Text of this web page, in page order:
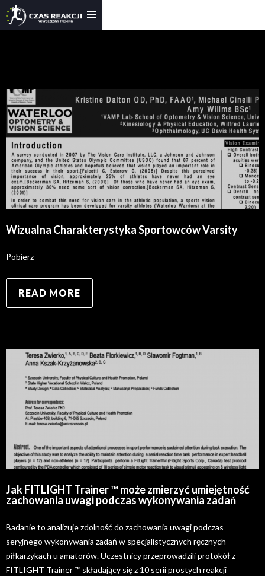
Wizualna Charakterystyka Sportowców Varsity
Pobierz
READ MORE
Jak FITLIGHT Trainer ™ może zmierzyć umiejętność
zachowania uwagi podczas wykonywania zadań
Badanie to analizuje zdolność do zachowania uwagi podczas
seryjnego wykonywania zadań w specjalistycznych ręcznych
piłkarzykach u amatorów. Uczestnicy przeprowadzili protokół z
FITLIGHT Trainer ™ składający się z 10 serii prostych reakcji